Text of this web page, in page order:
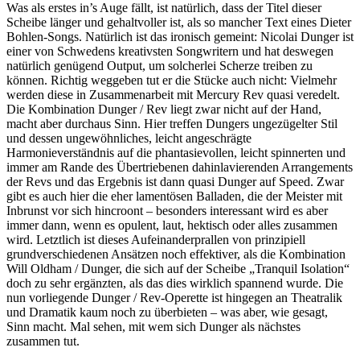
Facebook
to
clipboard
via
eMail
Was als erstes in’s Auge fällt, ist natürlich, dass der Titel dieser
Scheibe länger und gehaltvoller ist, als so mancher Text eines Dieter
Bohlen-Songs. Natürlich ist das ironisch gemeint: Nicolai Dunger ist
einer von Schwedens kreativsten Songwritern und hat deswegen
natürlich genügend Output, um solcherlei Scherze treiben zu
können. Richtig weggeben tut er die Stücke auch nicht: Vielmehr
werden diese in Zusammenarbeit mit Mercury Rev quasi veredelt.
Die Kombination Dunger / Rev liegt zwar nicht auf der Hand,
macht aber durchaus Sinn. Hier treffen Dungers ungezügelter Stil
und dessen ungewöhnliches, leicht angeschrägte
Harmonieverständnis auf die phantasievollen, leicht spinnerten und
immer am Rande des Übertriebenen dahinlavierenden Arrangements
der Revs und das Ergebnis ist dann quasi Dunger auf Speed. Zwar
gibt es auch hier die eher lamentösen Balladen, die der Meister mit
Inbrunst vor sich hincroont – besonders interessant wird es aber
immer dann, wenn es opulent, laut, hektisch oder alles zusammen
wird. Letztlich ist dieses Aufeinanderprallen von prinzipiell
grundverschiedenen Ansätzen noch effektiver, als die Kombination
Will Oldham / Dunger, die sich auf der Scheibe „Tranquil Isolation“
doch zu sehr ergänzten, als das dies wirklich spannend wurde. Die
nun vorliegende Dunger / Rev-Operette ist hingegen an Theatralik
und Dramatik kaum noch zu überbieten – was aber, wie gesagt,
Sinn macht. Mal sehen, mit wem sich Dunger als nächstes
zusammen tut.